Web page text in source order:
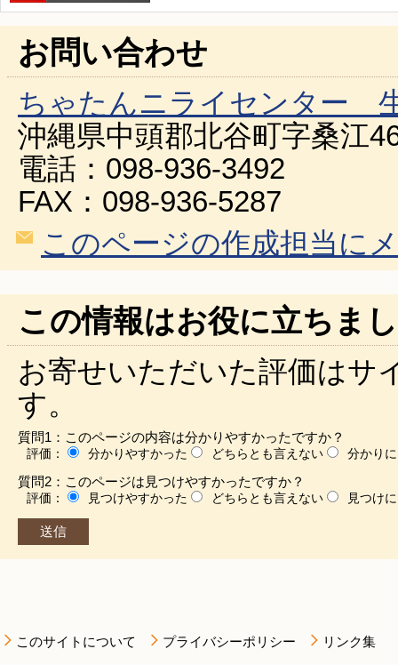
お問い合わせ
ちゃたんニライセンター
沖縄県中頭郡北谷町字桑江
電話：098-936-3492
FAX：098-936-5287
このページの作成担当に
この情報はお役に立ちま
お寄せいただいた評価はサ
す。
質問1：このページの内容は分かりやすかったですか？
評価： 分かりやすかった どちらとも言えない 分かり
質問2：このページは見つけやすかったですか？
評価： 見つけやすかった どちらとも言えない 見つけ
このサイトについて プライバシーポリシー リンク集